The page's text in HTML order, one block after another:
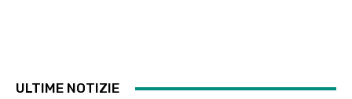
ULTIME NOTIZIE